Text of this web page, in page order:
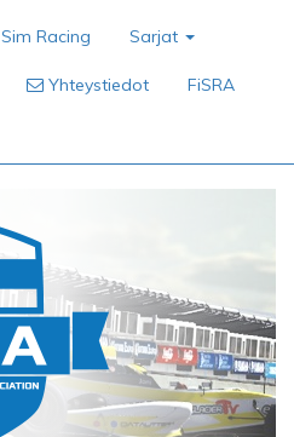
Sim Racing Sarjat
Yhteystiedot FiSRA